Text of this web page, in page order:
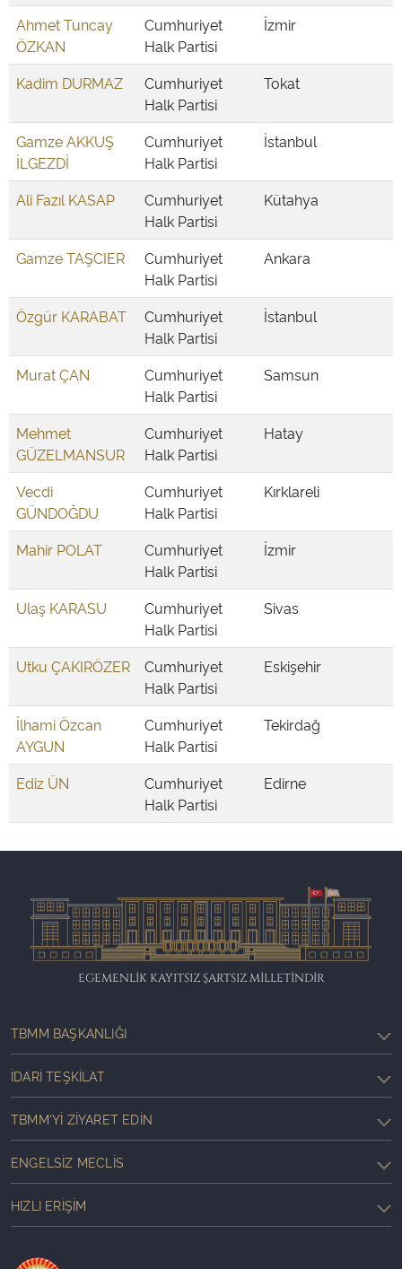
Ahmet Tuncay
ÖZKAN
Cumhuriyet
Halk Partisi
İzmir
Kadim DURMAZ
Cumhuriyet
Halk Partisi
Tokat
Gamze AKKUŞ
İLGEZDİ
Cumhuriyet
Halk Partisi
İstanbul
Ali Fazıl KASAP
Cumhuriyet
Halk Partisi
Kütahya
Gamze TAŞCIER
Cumhuriyet
Halk Partisi
Ankara
Özgür KARABAT
Cumhuriyet
Halk Partisi
İstanbul
Murat ÇAN
Cumhuriyet
Halk Partisi
Samsun
Mehmet
GÜZELMANSUR
Cumhuriyet
Halk Partisi
Hatay
Vecdi
GÜNDOĞDU
Cumhuriyet
Halk Partisi
Kırklareli
Mahir POLAT
Cumhuriyet
Halk Partisi
İzmir
Ulaş KARASU
Cumhuriyet
Halk Partisi
Sivas
Utku ÇAKIRÖZER
Cumhuriyet
Halk Partisi
Eskişehir
İlhami Özcan
AYGUN
Cumhuriyet
Halk Partisi
Tekirdağ
Ediz ÜN
Cumhuriyet
Halk Partisi
Edirne
EGEMENLİK KAYITSIZ ŞARTSIZ MİLLETİNDİR
TBMM BAŞKANLIĞI
İDARI TEŞKILAT
TBMM'YI ZIYARET EDIN
ENGELSIZ MECLIS
HIZLI ERIŞIM